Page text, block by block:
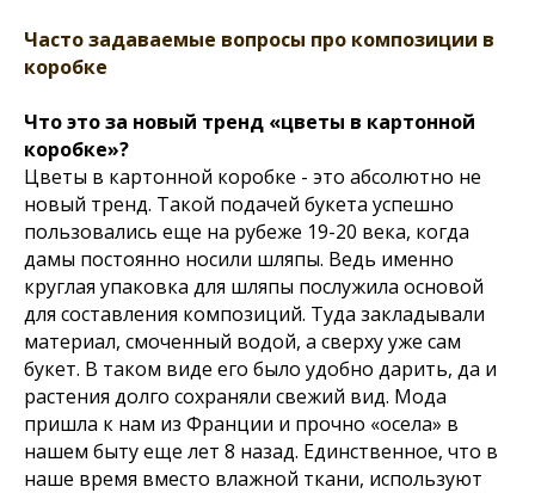
Часто задаваемые вопросы про композиции в
коробке
Что это за новый тренд «цветы в картонной
коробке»?
Цветы в картонной коробке - это абсолютно не
новый тренд. Такой подачей букета успешно
пользовались еще на рубеже 19-20 века, когда
дамы постоянно носили шляпы. Ведь именно
круглая упаковка для шляпы послужила основой
для составления композиций. Туда закладывали
материал, смоченный водой, а сверху уже сам
букет. В таком виде его было удобно дарить, да и
растения долго сохраняли свежий вид. Мода
пришла к нам из Франции и прочно «осела» в
нашем быту еще лет 8 назад. Единственное, что в
наше время вместо влажной ткани, используют